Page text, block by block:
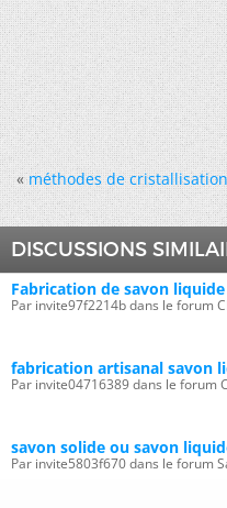
« méthodes de
DISCUSSIONS
Fabrication de savon
Par invite97f2214b dans le forum
fabrication artisanal savon
Par invite04716389 dans le forum
savon solide ou savon
Par invite5803f670 dans le forum